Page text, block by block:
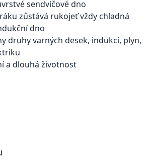
sendvičové dno
zůstává rukojeť vždy chladná
dno
druhy varných desek, indukci, plyn,
a dlouhá životnost